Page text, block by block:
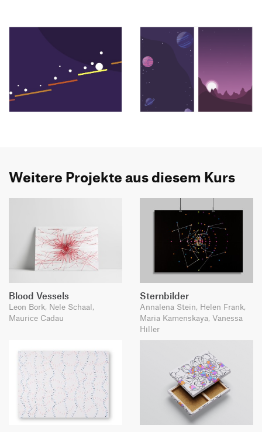
Weitere Projekte aus diesem Kurs
Blood Vessels
Leon Bork, Nele Schaal,
Maurice Cadau
Sternbilder
Annalena Stein, Helen Frank,
Maria Kamenskaya, Vanessa
Hiller